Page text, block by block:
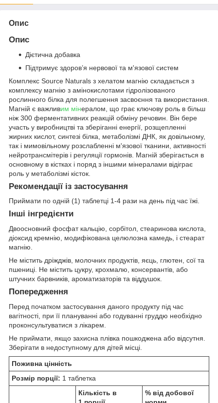
Опис
Опис
Дієтична добавка
Підтримує здоров’я нервової та м'язової систем
Комплекс Source Naturals з хелатом магнію складається з
комплексу магнію з амінокислотами гідролізованого
рослинного білка для полегшення засвоєння та використання.
Магній є важливим мінералом, що грає ключову роль в більш
ніж 300 ферментативних реакцій обміну речовин. Він бере
участь у виробництві та зберіганні енергії, розщепленні
жирних кислот, синтезі білка, метаболізмі ДНК, як довільному,
так і мимовільному розслабленні м'язової тканини, активності
нейротрансмітерів і регуляції гормонів. Магній зберігається в
основному в кістках і поряд з іншими мінералами відіграє
роль у метаболізмі кісток.
Рекомендації із застосування
Приймати по одній (1) таблетці 1-4 рази на день під час їжі.
Інші інгредієнти
Двоосновний фосфат кальцію, сорбітол, стеаринова кислота,
діоксид кремнію, модифікована целюлозна камедь, і стеарат
магнію.
Не містить дріжджів, молочних продуктів, яєць, глютен, сої та
пшениці. Не містить цукру, крохмалю, консервантів, або
штучних барвників, ароматизаторів та віддушок.
Попередження
Перед початком застосування даного продукту під час
вагітності, при її плануванні або годуванні груддю необхідно
проконсультуватися з лікарем.
Не приймати, якщо захисна плівка пошкоджена або відсутня.
Зберігати в недоступному для дітей місці.
Поживна цінність
Розмір порції: 1 таблетка
Кількість в
% від добової